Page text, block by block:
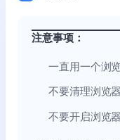
注意事项：
一直用一个浏
不要清理浏览
不要开启浏览